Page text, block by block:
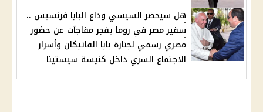
هل سيحضر السيسي وداع البابا فرنسيس ..
سفير مصر في روما يفجر مفاجآت عن حضور
مصري رسمي لجنازة بابا الفاتيكان وأسرار
الاجتماع السري داخل كنيسة سيستينا